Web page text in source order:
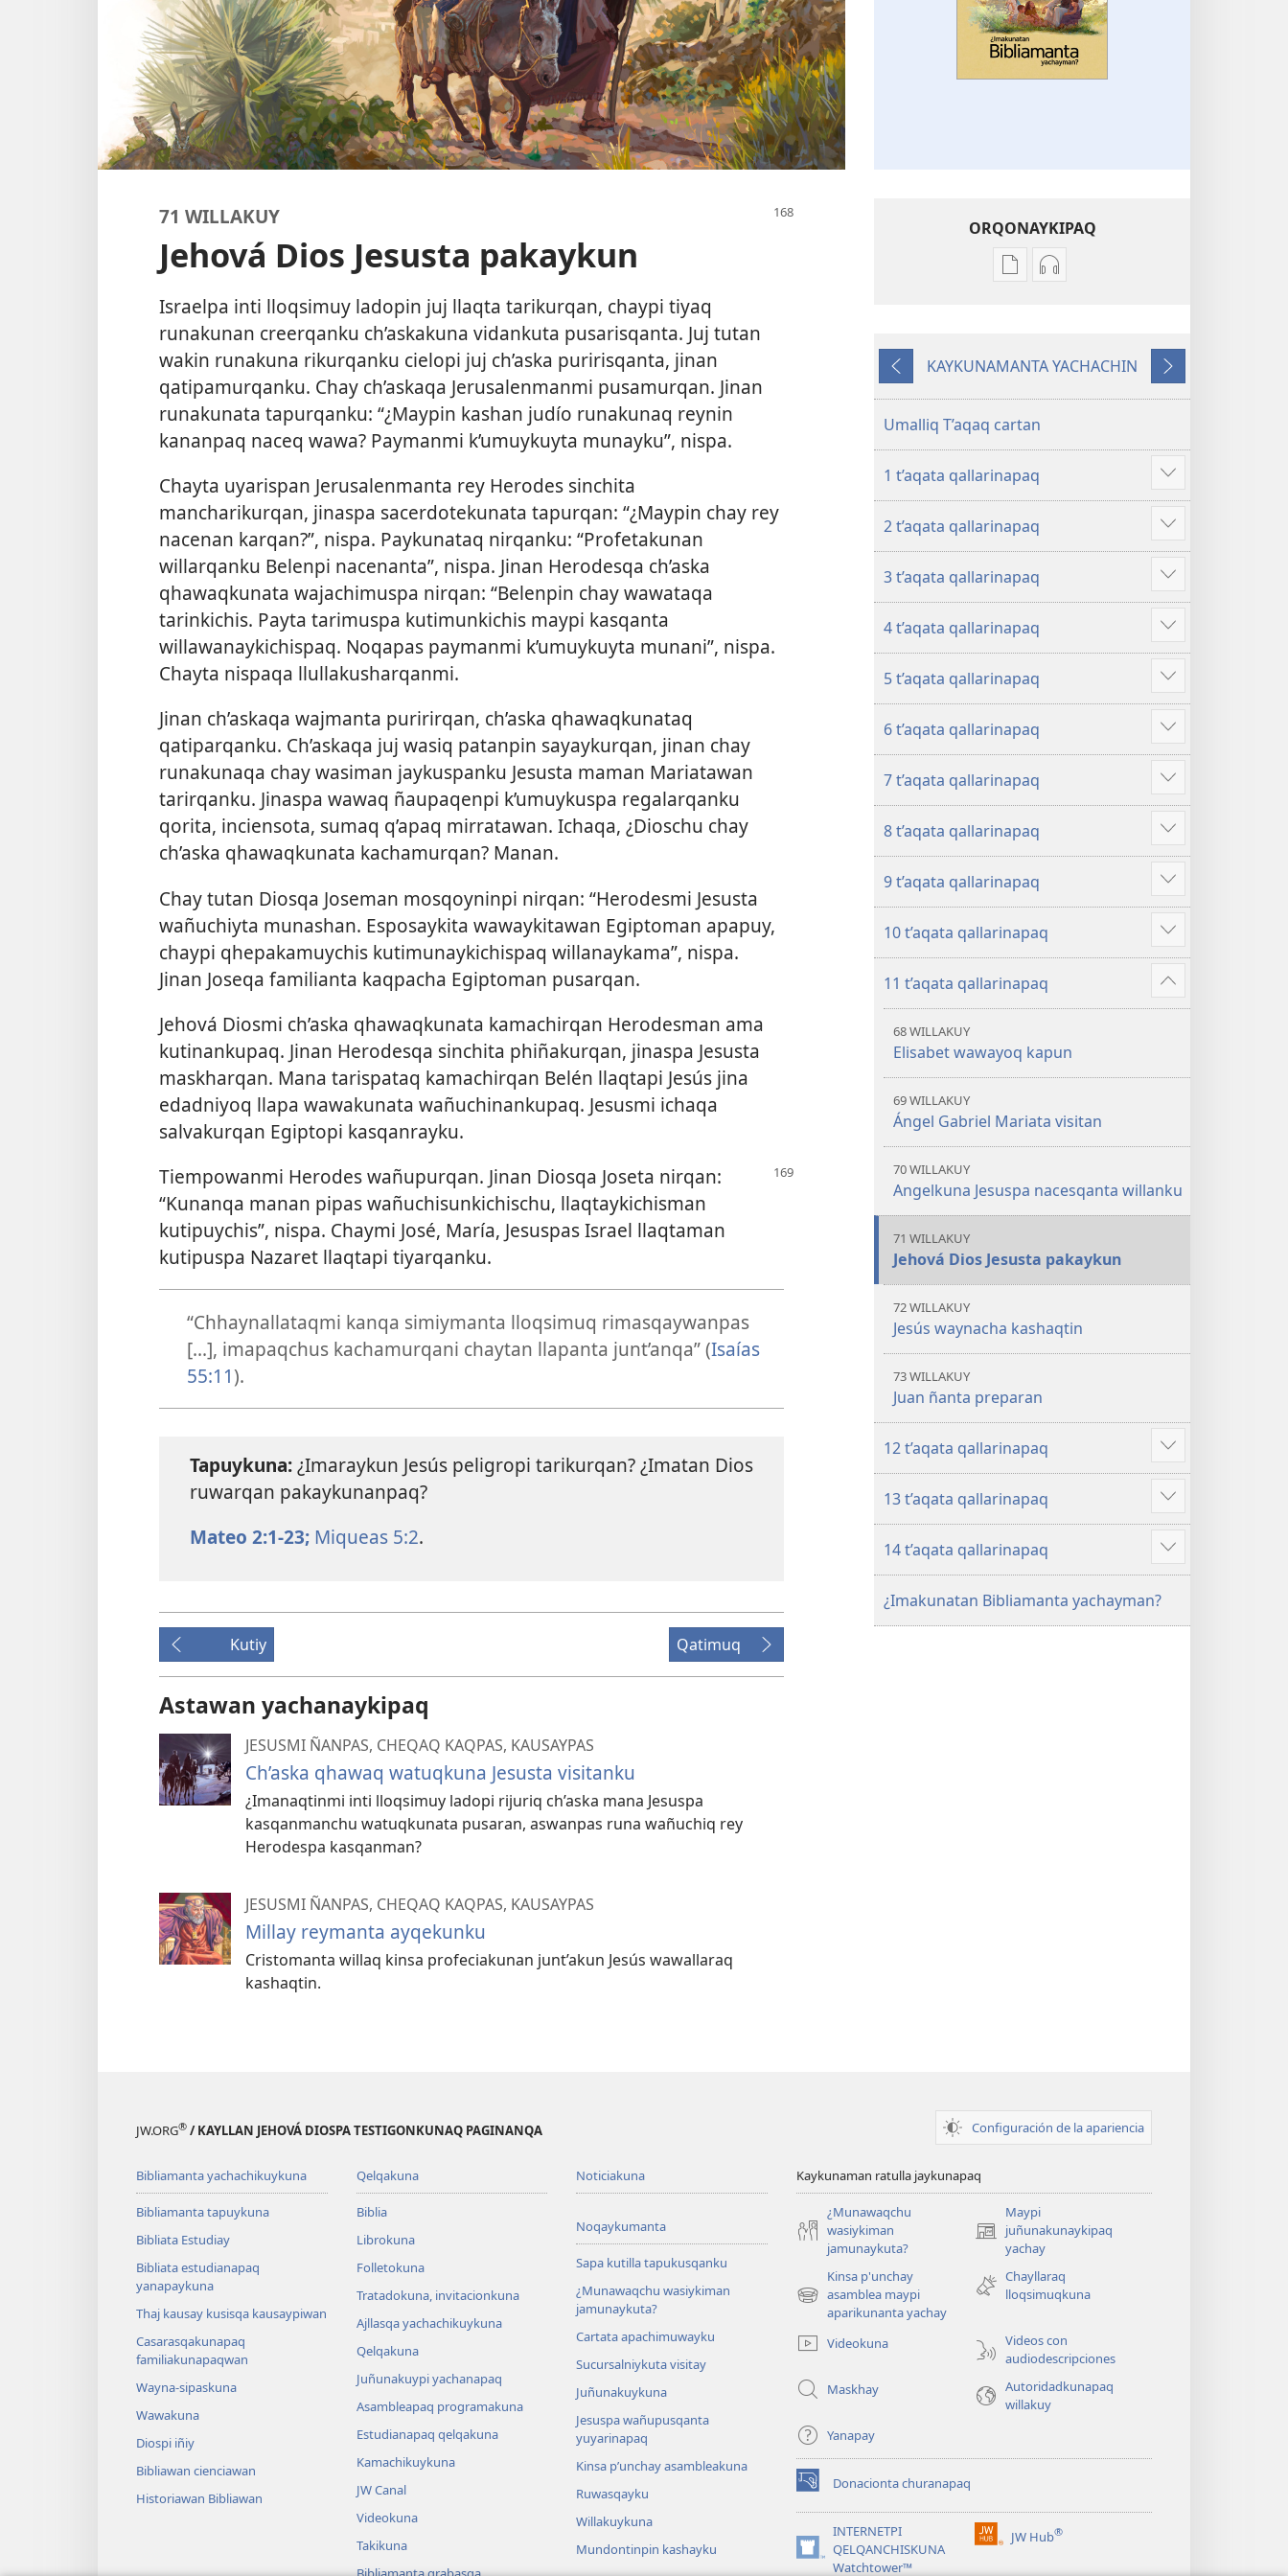
71 WILLAKUY
Jehová Dios Jesusta pakaykun
Israelpa inti lloqsimuy ladopin juj llaqta tarikurqan, chaypi tiyaq
runakunan creerqanku ch’askakuna vidankuta pusarisqanta. Juj tutan
wakin runakuna rikurqanku cielopi juj ch’aska puririsqanta, jinan
qatipamurqanku. Chay ch’askaqa Jerusalenmanmi pusamurqan. Jinan
runakunata tapurqanku: “¿Maypin kashan judío runakunaq reynin
kananpaq naceq wawa? Paymanmi k’umuykuyta munayku”, nispa.
Chayta uyarispan Jerusalenmanta rey Herodes sinchita
mancharikurqan, jinaspa sacerdotekunata tapurqan: “¿Maypin chay rey
nacenan karqan?”, nispa. Paykunataq nirqanku: “Profetakunan
willarqanku Belenpi nacenanta”, nispa. Jinan Herodesqa ch’aska
qhawaqkunata wajachimuspa nirqan: “Belenpin chay wawataqa
tarinkichis. Payta tarimuspa kutimunkichis maypi kasqanta
willawanaykichispaq. Noqapas paymanmi k’umuykuyta munani”, nispa.
Chayta nispaqa llullakusharqanmi.
Jinan ch’askaqa wajmanta puririrqan, ch’aska qhawaqkunataq
qatiparqanku. Ch’askaqa juj wasiq patanpin sayaykurqan, jinan chay
runakunaqa chay wasiman jaykuspanku Jesusta maman Mariatawan
tarirqanku. Jinaspa wawaq ñaupaqenpi k’umuykuspa regalarqanku
qorita, inciensota, sumaq q’apaq mirratawan. Ichaqa, ¿Dioschu chay
ch’aska qhawaqkunata kachamurqan? Manan.
Chay tutan Diosqa Joseman mosqoyninpi nirqan: “Herodesmi Jesusta
wañuchiyta munashan. Esposaykita wawaykitawan Egiptoman apapuy,
chaypi qhepakamuychis kutimunaykichispaq willanaykama”, nispa.
Jinan Joseqa familianta kaqpacha Egiptoman pusarqan.
Jehová Diosmi ch’aska qhawaqkunata kamachirqan Herodesman ama
kutinankupaq. Jinan Herodesqa sinchita phiñakurqan, jinaspa Jesusta
maskharqan. Mana tarispataq kamachirqan Belén llaqtapi Jesús jina
edadniyoq llapa wawakunata wañuchinankupaq. Jesusmi ichaqa
salvakurqan Egiptopi kasqanrayku.
Tiempowanmi Herodes wañupurqan. Jinan Diosqa Joseta nirqan:
“Kunanqa manan pipas wañuchisunkichischu, llaqtaykichisman
kutipuychis”, nispa. Chaymi José, María, Jesuspas Israel llaqtaman
kutipuspa Nazaret llaqtapi tiyarqanku.
“Chhaynallataqmi kanqa simiymanta lloqsimuq rimasqaywanpas
[...], imapaqchus kachamurqani chaytan llapanta junt’anqa” (Isaías
55:11).
Tapuykuna:¿Imaraykun Jesús peligropi tarikurqan? ¿Imatan Dios
ruwarqan pakaykunanpaq?
Mateo 2:1-23; Miqueas 5:2.
Kutiy Qatimuq
Astawan yachanaykipaq
JESUSMI ÑANPAS, CHEQAQ KAQPAS, KAUSAYPAS
Ch’aska qhawaq watuqkuna Jesusta visitanku
¿Imanaqtinmi inti lloqsimuy ladopi rijuriq ch’aska mana Jesuspa
kasqanmanchu watuqkunata pusaran, aswanpas runa wañuchiq rey
Herodespa kasqanman?
JESUSMI ÑANPAS, CHEQAQ KAQPAS, KAUSAYPAS
Millay reymanta ayqekunku
Cristomanta willaq kinsa profeciakunan junt’akun Jesús wawallaraq
kashaqtin.
ORQONAYKIPAQ
Kaypi
Bibliamanta
Kaypin
¿Imakunatan
Kutiy
KAYKUNAMANTA YACHACHIN
Qatimuq
Umalliq T’aqaq cartan
1 t’aqata qallarinapaq
Mostrar
más
2 t’aqata qallarinapaq
Mostrar
más
3 t’aqata qallarinapaq
Mostrar
más
4 t’aqata qallarinapaq
Mostrar
más
5 t’aqata qallarinapaq
Mostrar
más
6 t’aqata qallarinapaq
Mostrar
más
7 t’aqata qallarinapaq
Mostrar
más
8 t’aqata qallarinapaq
Mostrar
más
9 t’aqata qallarinapaq
Mostrar
más
10 t’aqata qallarinapaq
Mostrar
más
11 t’aqata qallarinapaq
Mostrar
más
68 WILLAKUY
Elisabet wawayoq kapun
69 WILLAKUY
Ángel Gabriel Mariata visitan
70 WILLAKUY
Angelkuna Jesuspa nacesqanta willanku
71 WILLAKUY
Jehová Dios Jesusta pakaykun
72 WILLAKUY
Jesús waynacha kashaqtin
73 WILLAKUY
Juan ñanta preparan
12 t’aqata qallarinapaq
Mostrar
más
13 t’aqata qallarinapaq
Mostrar
más
14 t’aqata qallarinapaq
Mostrar
más
¿Imakunatan Bibliamanta yachayman?
JW.ORG® / KAYLLAN JEHOVÁ DIOSPA TESTIGONKUNAQ PAGINANQA Configuración de la apariencia
Bibliamanta yachachikuykuna
Bibliamanta tapuykuna
Bibliata Estudiay
Bibliata estudianapaq
yanapaykuna
Thaj kausay kusisqa kausaypiwan
Casarasqakunapaq
familiakunapaqwan
Wayna-sipaskuna
Wawakuna
Diospi iñiy
Bibliawan cienciawan
Historiawan Bibliawan
Qelqakuna
Biblia
Librokuna
Folletokuna
Tratadokuna, invitacionkuna
Ajllasqa yachachikuykuna
Qelqakuna
Juñunakuypi yachanapaq
Asambleapaq programakuna
Estudianapaq qelqakuna
Kamachikuykuna
JW Canal
Videokuna
Takikuna
Noticiakuna
Noqaykumanta
Sapa kutilla tapukusqanku
¿Munawaqchu wasiykiman
jamunaykuta?
Cartata apachimuwayku
Sucursalniykuta visitay
Juñunakuykuna
Jesuspa wañupusqanta
yuyarinapaq
Kinsa p’unchay asambleakuna
Ruwasqayku
Willakuykuna
Mundontinpin kashayku
Kaykunaman ratulla jaykunapaq
¿Munawaqchu
wasiykiman
jamunaykuta?
Maypi
juñunakunaykipaq
yachay
(abre
nueva
ventana)
Kinsa p'unchay
asamblea maypi
aparikunanta yachay
(abre
nueva
Chayllaraq
lloqsimuqkuna
Videokuna
Videos con
audiodescripciones
Maskhay
Autoridadkunapaq
willakuy
Yanapay
Donacionta churanapaq
(abre
una
ventana)
INTERNETPI
QELQANCHISKUNA
Watchtower™
(abre
JW Hub®
(abre